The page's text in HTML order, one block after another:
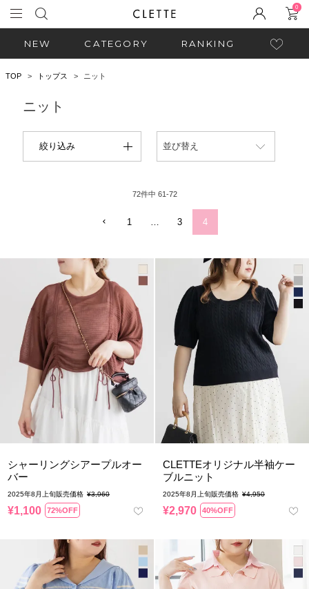
0
NEW CATEGORY RANKING
TOP トップス ニット
ニット
絞り込み 並び替え
72件中 61-72
1 3 4
シャーリングシアープルオー
バー
2025年8月上旬販売価格 ¥3,960
¥1,100 72%OFF
CLETTEオリジナル半袖ケー
ブルニット
2025年8月上旬販売価格 ¥4,950
¥2,970 40%OFF